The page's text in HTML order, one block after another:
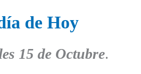
de Hoy
15 de Octubre.